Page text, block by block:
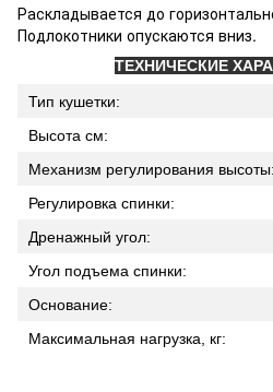
Раскладывается до
Подлокотники опускаются вниз.
ТЕХНИЧЕСКИЕ
Тип кушетки:
Высота см:
Механизм регулирования высоты:
Регулировка спинки:
Дренажный угол:
Угол подъема спинки:
Основание:
Максимальная нагрузка, кг: